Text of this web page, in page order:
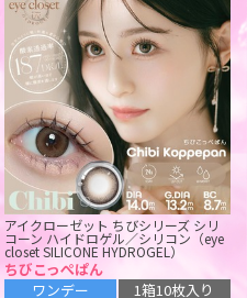
アイクローゼット ちびシリーズ シリ
コーン ハイドロゲル／シリコン（eye
closet SILICONE HYDROGEL）
ちびこっぺぱん
ワンデー
1箱10枚入り
デューリット シリコーン ハイドロゲ
ル／シリコン（Dewlit silicone
hydrogel）
スノーデュー【回らない水光】
エバーカラー シリコーン ハイドロゲ
ル／シリコン（EverColor silicone
hydrogel）
ミルクブラウニー
1ヶ月
1箱2枚入り
DIA 14.5mm
着色 13.8mm
±0.00〜-10.00
BC 8.7mm
ポスト投函
￥1,760 (税込)
2ウィークリフレア ベルタ シリコーン
ハイドロゲル／シリコン（2-WEEK
Refrear BELTA SILICONE）
ナチュラルブラック
2週間
1箱3枚入り
DIA 14.0mm
着色 13.0mm
±0.00〜-8.00
BC 8.7mm
ポスト投函
￥1,100(税込)
シエルメイ シリコーン ハイドロゲル
／シリコン（Cielumei silicone
hydrogel）